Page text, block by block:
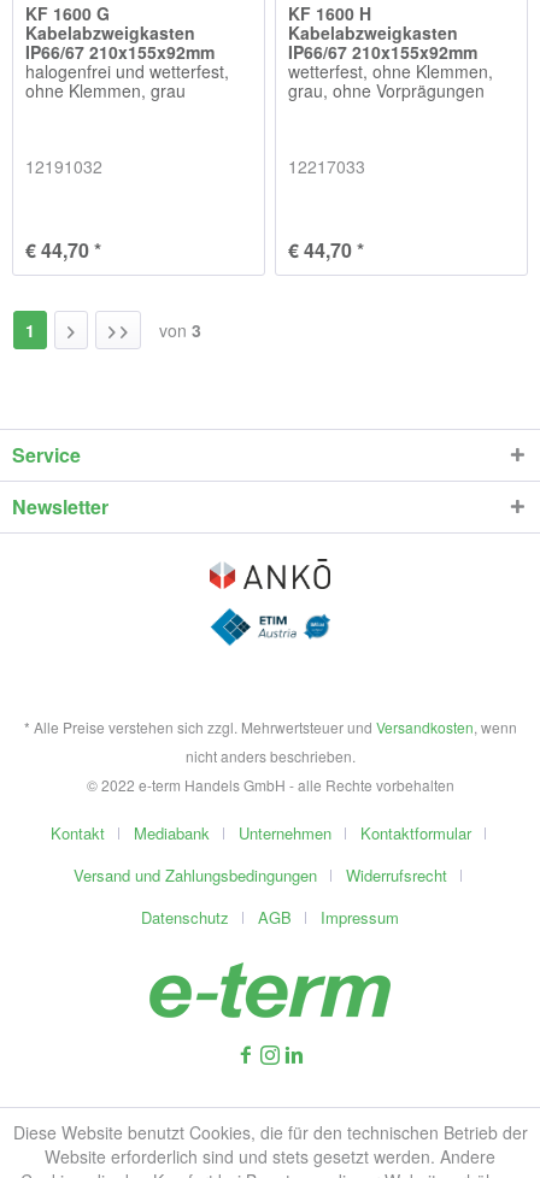
KF 1600 G
Kabelabzweigkasten
IP66/67 210x155x92mm
halogenfrei und wetterfest,
ohne Klemmen, grau
12191032
€ 44,70 *
KF 1600 H
Kabelabzweigkasten
IP66/67 210x155x92mm
wetterfest, ohne Klemmen,
grau, ohne Vorprägungen
12217033
€ 44,70 *
1 von 3
Service
Newsletter
* Alle Preise verstehen sich zzgl. Mehrwertsteuer und Versandkosten, wenn
nicht anders beschrieben.
© 2022 e-term Handels GmbH - alle Rechte vorbehalten
Kontakt Mediabank Unternehmen
Kontaktformular
Versand und Zahlungsbedingungen
Widerrufsrecht
Datenschutz
AGB Impressum
Diese Website benutzt Cookies, die für den technischen Betrieb der
Website erforderlich sind und stets gesetzt werden. Andere